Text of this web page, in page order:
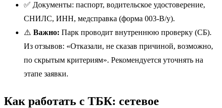
✅ Документы: паспорт, водительское удостоверение,
СНИЛС, ИНН, медсправка (форма 003-В/у).
⚠️ Важно: Парк проводит внутреннюю проверку (СБ).
Из отзывов: «Отказали, не сказав причиной, возможно,
по скрытым критериям». Рекомендуется уточнять на
этапе заявки.
Как работать с ТБК: сетевое